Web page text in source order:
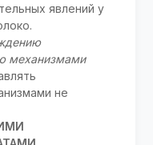
явлений у
механизмами
не